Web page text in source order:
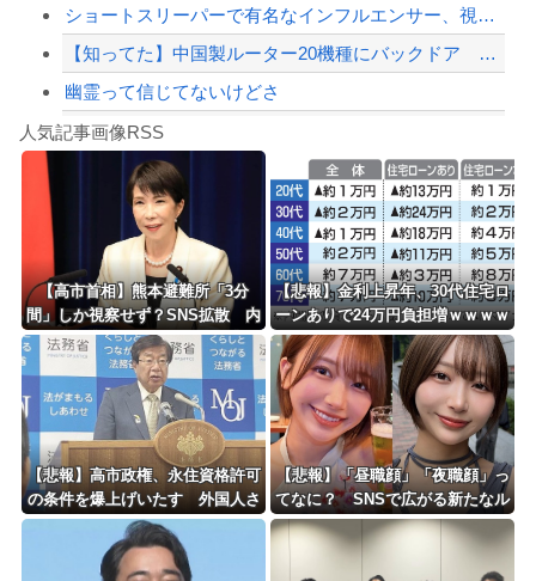
Powered by livedoor 相互RSS
ショートスリーパーで有名なインフルエンサー、視聴者から「寝た方がいい」と言わ...
【知ってた】中国製ルーター20機種にバックドア 外部から完全制御
幽霊って信じてないけどさ
実況「金メダルをとった萩野には俺さんへの挑戦権を手にしました！」俺「ほう君が萩野...
8/4のニュース
日本旅行キャンセルすべきか…1万年ぶり史上最大級の火山の兆し＝韓国の反応
更新中止のお知らせ
海外「おめでとうタキ！」リヴァプール南野がバースデーゴール！！
Powered by livedoor 相互RSS
人気記事画像RSS
【高市首相】熊本避難所「3分
間」しか視察せず？SNS拡散 内
閣広報官「51分間」だと否定
【悲報】金利上昇年、30代住宅ロ
ーンありで24万円負担増ｗｗｗｗ
ｗｗｗｗｗｗｗｗ
【悲報】高市政権、永住資格許可
の条件を爆上げいたす 外国人さ
ん「もう日本ええわ・・」
【悲報】「昼職顔」「夜職顔」っ
てなに？ SNSで広がる新たなル
ッキズム論争ｗｗｗｗｗｗｗ